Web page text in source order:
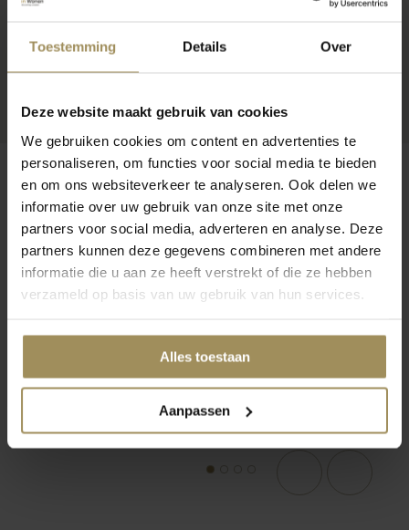
Toestemming Details Over
Deze website maakt gebruik van cookies
We gebruiken cookies om content en advertenties te
personaliseren, om functies voor social media te bieden
en om ons websiteverkeer te analyseren. Ook delen we
informatie over uw gebruik van onze site met onze
partners voor social media, adverteren en analyse. Deze
partners kunnen deze gegevens combineren met andere
informatie die u aan ze heeft verstrekt of die ze hebben
verzameld op basis van uw gebruik van hun services.
Alles toestaan
Aanpassen
Op zoek naar meer inspiratie?
1